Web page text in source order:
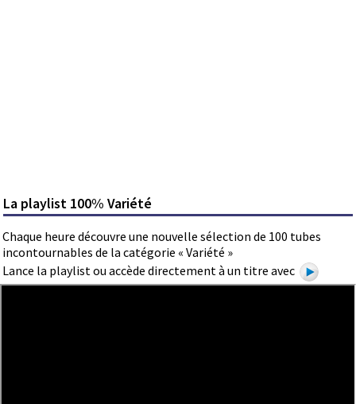
La playlist 100% Variété
Chaque heure découvre une nouvelle sélection de 100 tubes
incontournables de la catégorie « Variété »
Lance la playlist ou accède directement à un titre avec